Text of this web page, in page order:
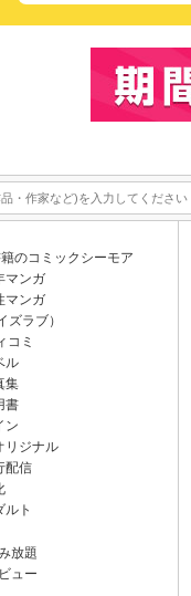
のコミックシーモア
マンガ
マンガ
ズラブ）
コミ
ル
集
書
ン
リジナル
配信
ルト
放題
ュー